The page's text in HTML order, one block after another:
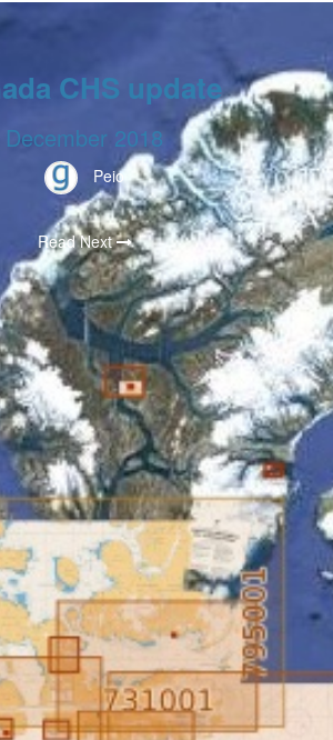
CHS update
December 2018
Peio
Read Next